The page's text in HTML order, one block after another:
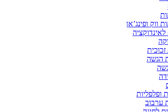
ווק ופינג’אן
הגשה
ופלפליות
ערבוב